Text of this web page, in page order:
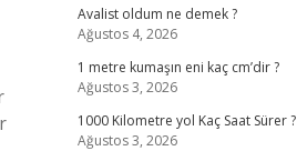
Avalist oldum ne demek ?
Ağustos 4, 2026
1 metre kumaşın eni kaç cm’dir ?
Ağustos 3, 2026
1000 Kilometre yol Kaç Saat Sürer ?
Ağustos 3, 2026